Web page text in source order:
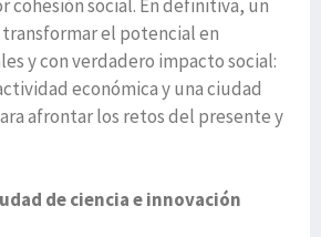
cohesión social. En definitiva, un
el potencial en
y con verdadero impacto social:
económica y una ciudad
afrontar los retos del presente y
de ciencia e innovación